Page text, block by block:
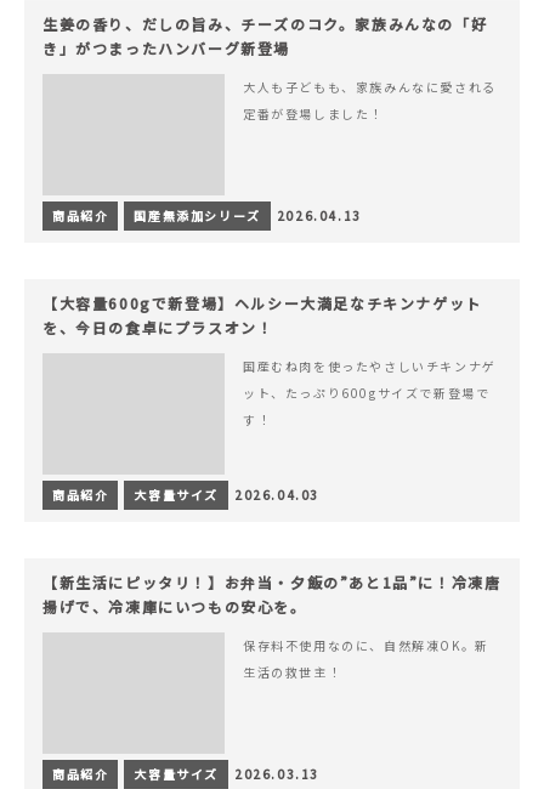
生姜の香り、だしの旨み、チーズのコク。家族みんなの「好
き」がつまったハンバーグ新登場
大人も子どもも、家族みんなに愛される
定番が登場しました！
商品紹介 国産無添加シリーズ 2026.04.13
【大容量600gで新登場】ヘルシー大満足なチキンナゲット
を、今日の食卓にプラスオン！
国産むね肉を使ったやさしいチキンナゲ
ット、たっぷり600gサイズで新登場で
す！
商品紹介 大容量サイズ 2026.04.03
【新生活にピッタリ！】お弁当・夕飯の”あと1品”に！冷凍唐
揚げで、冷凍庫にいつもの安心を。
保存料不使用なのに、自然解凍OK。新
生活の救世主！
商品紹介 大容量サイズ 2026.03.13